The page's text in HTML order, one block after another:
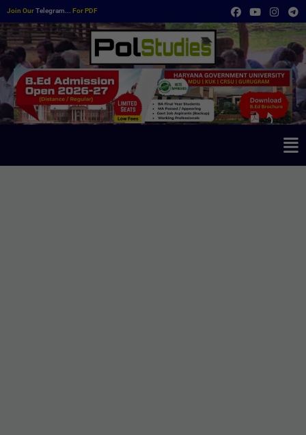
Join OurTelegram... For PDF